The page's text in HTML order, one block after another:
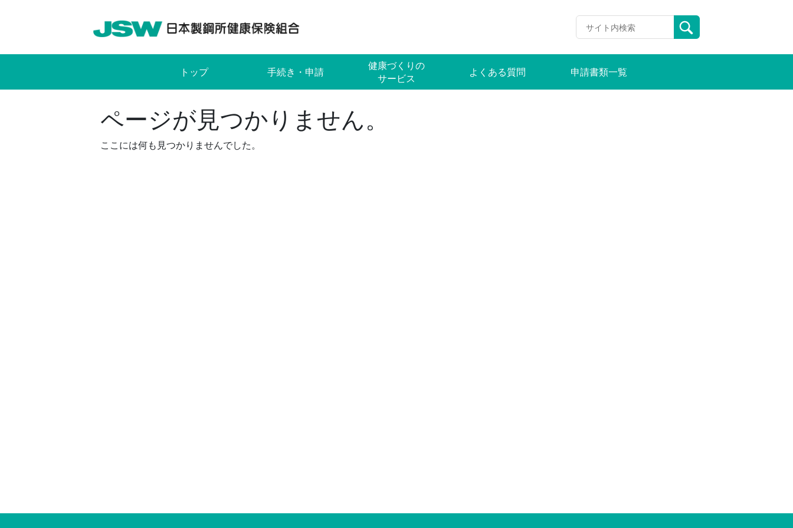
トップ 手続き・申請
健康づくりの
サービス
よくある質問 申請書類一覧
ページが見つかりません。
ここには何も見つかりませんでした。